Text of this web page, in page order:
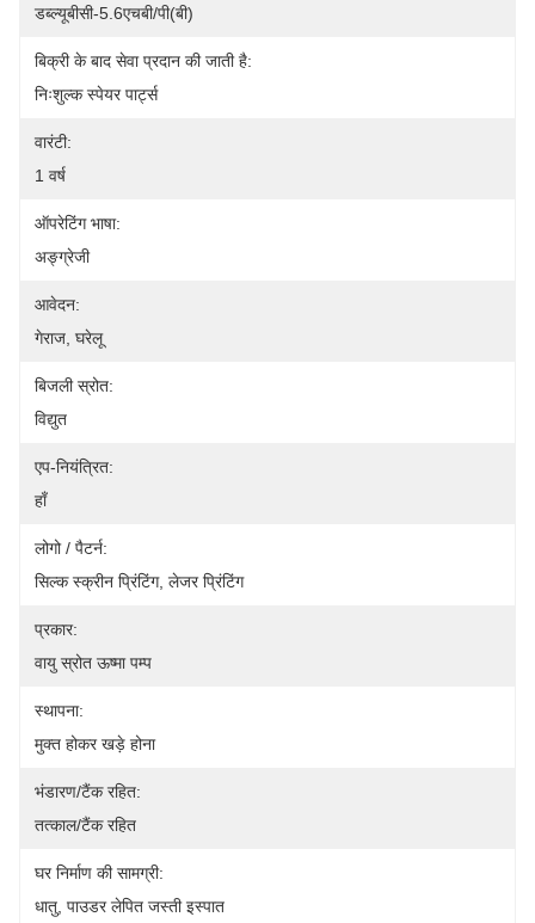
डब्ल्यूबीसी-5.6एचबी/पी(बी)
बिक्री के बाद सेवा प्रदान की जाती है:
निःशुल्क स्पेयर पार्ट्स
वारंटी:
1 वर्ष
ऑपरेटिंग भाषा:
अङ्ग्रेजी
आवेदन:
गेराज, घरेलू
बिजली स्रोत:
विद्युत
एप-नियंत्रित:
हाँ
लोगो / पैटर्न:
सिल्क स्क्रीन प्रिंटिंग, लेजर प्रिंटिंग
प्रकार:
वायु स्रोत ऊष्मा पम्प
स्थापना:
मुक्त होकर खड़े होना
भंडारण/टैंक रहित:
तत्काल/टैंक रहित
घर निर्माण की सामग्री:
धातु, पाउडर लेपित जस्ती इस्पात